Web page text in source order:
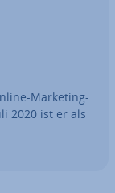
Marketing-
2020 ist er als